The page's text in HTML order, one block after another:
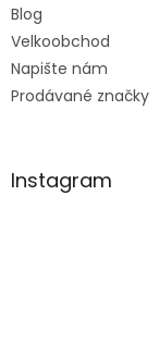
Blog
Velkoobchod
Napište nám
Prodávané značky
Instagram